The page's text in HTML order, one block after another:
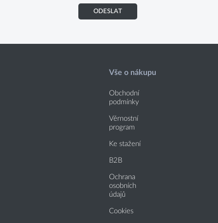
ODESLAT
Vše o nákupu
Obchodní
podmínky
Věrnostní
program
Ke stažení
B2B
Ochrana
osobních
údajů
Cookies